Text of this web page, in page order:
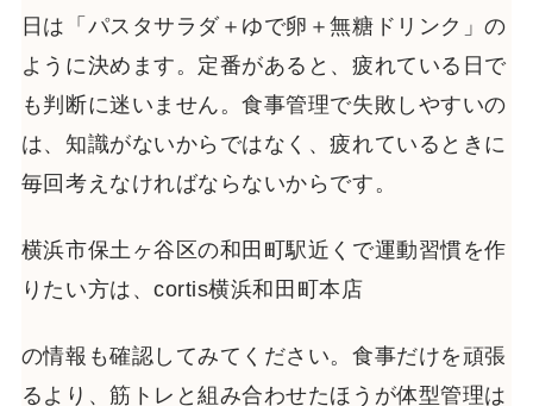
日は「パスタサラダ＋ゆで卵＋無糖ドリンク」の
ように決めます。定番があると、疲れている日で
も判断に迷いません。食事管理で失敗しやすいの
は、知識がないからではなく、疲れているときに
毎回考えなければならないからです。
横浜市保土ヶ谷区の和田町駅近くで運動習慣を作
りたい方は、cortis横浜和田町本店
の情報も確認してみてください。食事だけを頑張
るより、筋トレと組み合わせたほうが体型管理は